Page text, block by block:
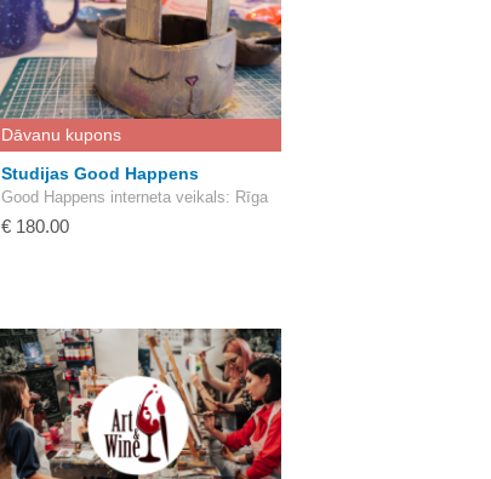
Dāvanu kupons
Studijas Good Happens
Good Happens interneta veikals: Rīga
€ 180.00